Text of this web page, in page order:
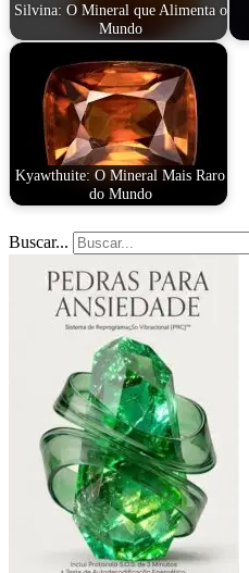
Silvina: O Mineral que Alimenta o
Mundo
Kyawthuite: O Mineral Mais Raro
do Mundo
Buscar...